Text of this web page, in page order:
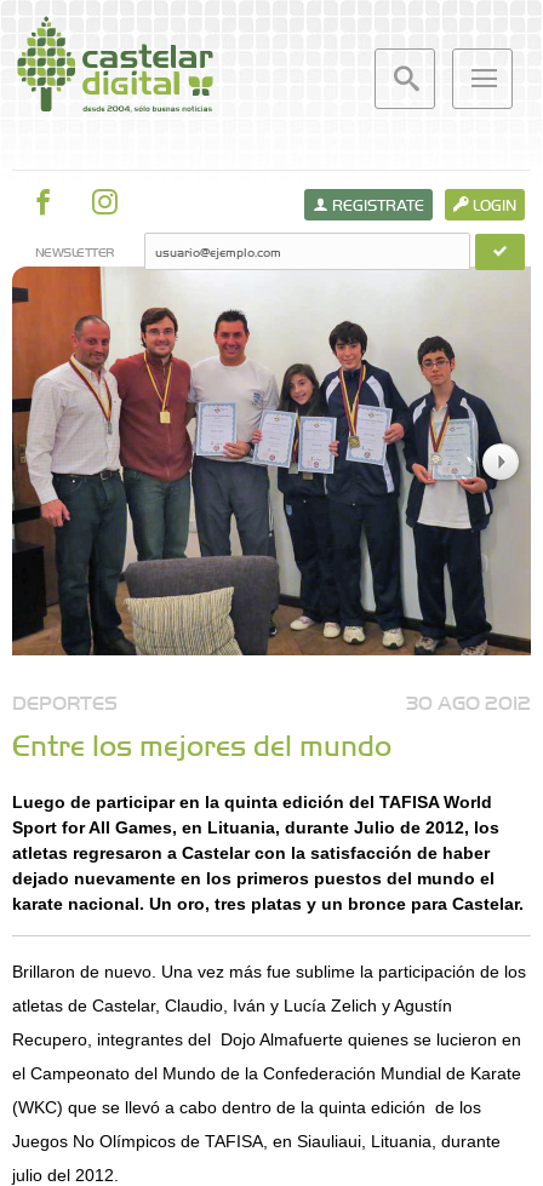
LOGIN
REGISTRATE
NEWSLETTER
DEPORTES 30 AGO 2012
Entre los mejores del mundo
Luego de participar en la quinta edición del TAFISA World
Sport for All Games, en Lituania, durante Julio de 2012, los
atletas regresaron a Castelar con la satisfacción de haber
dejado nuevamente en los primeros puestos del mundo el
karate nacional. Un oro, tres platas y un bronce para Castelar.
Brillaron de nuevo. Una vez más fue sublime la participación de los
atletas de Castelar, Claudio, Iván y Lucía Zelich y Agustín
Recupero, integrantes del Dojo Almafuerte quienes se lucieron en
el Campeonato del Mundo de la Confederación Mundial de Karate
(WKC) que se llevó a cabo dentro de la quinta edición de los
Juegos No Olímpicos de TAFISA, en Siauliaui, Lituania, durante
julio del 2012.